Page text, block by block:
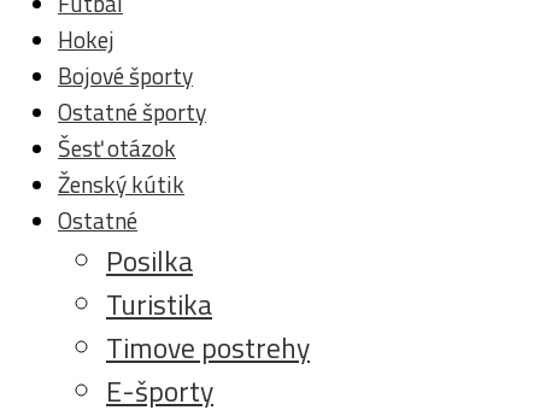
Hokej
Bojové športy
Ostatné športy
Šesť otázok
Ženský kútik
Ostatné
Posilka
Turistika
Timove postrehy
E-športy